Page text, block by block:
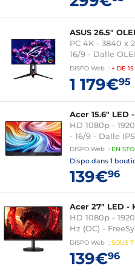
ASUS 26.5"
PC 4K - 3840 x
16/9 - Dalle
True Black -
Compatible -
en hauteur - Noir
DISPO Web : + DE
1 179€95
Acer 15.6" LED
HD 1080p -
- 16/9 - Dalle
DISPO Web : EN
Dispo dans 1
139€96
Acer 27" LED -
HD 1080p -
Hz (OC) -
- Noir
DISPO Web : SOUS 7
139€96